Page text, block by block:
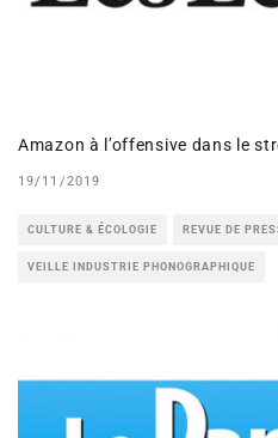
Amazon à l’offensive dans le
19/11/2019
CULTURE & ÉCOLOGIE REVUE DE
VEILLE INDUSTRIE PHONOGRAPHIQUE